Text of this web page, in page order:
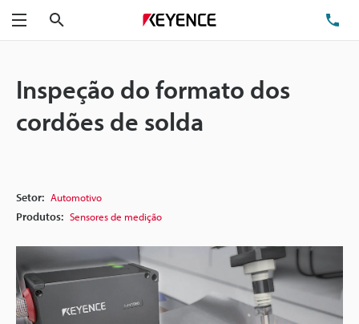
Menu
Inspeção do formato dos
cordões de solda
Setor: Automotivo
Produtos: Sensores de medição